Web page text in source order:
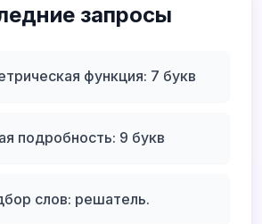
запросы
функция: 7 букв
подробность: 9 букв
слов: решатель.